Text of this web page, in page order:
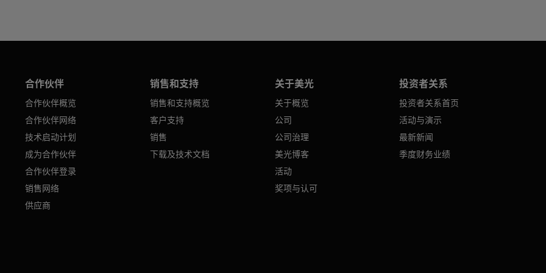
合作伙伴
合作伙伴概览
合作伙伴网络
技术启动计划
成为合作伙伴
合作伙伴登录
销售网络
供应商
销售和支持
销售和支持概览
客户支持
销售
下载及技术文档
关于美光
关于概览
公司
公司治理
美光博客
活动
奖项与认可
投资者关系
投资者关系首页
活动与演示
最新新闻
季度财务业绩